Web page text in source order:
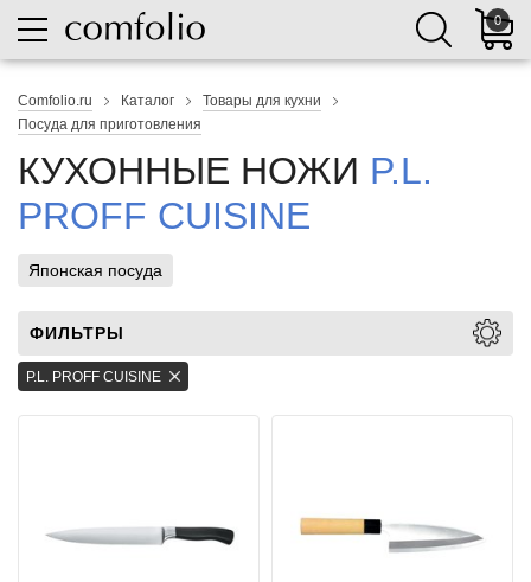
0
Comfolio.ru Каталог
Товары для кухни
Посуда для приготовления
КУХОННЫЕ НОЖИ P.L.
PROFF CUISINE
Японская посуда
ФИЛЬТРЫ
P.L. PROFF CUISINE